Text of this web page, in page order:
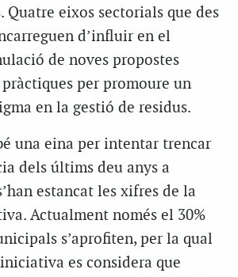
Quatre eixos sectorials que des
d’influir en el
de noves propostes
per promoure un
en la gestió de residus.
una eina per intentar trencar
dels últims deu anys a
estancat les xifres de la
Actualment només el 30%
s’aprofiten, per la qual
es considera que